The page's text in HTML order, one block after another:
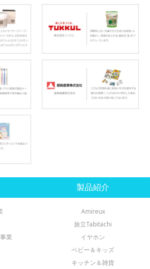
業
製品紹介
Amireux
旅立Tabitachi
イヤホン
ベビー＆キッズ
キッチン＆雑貨